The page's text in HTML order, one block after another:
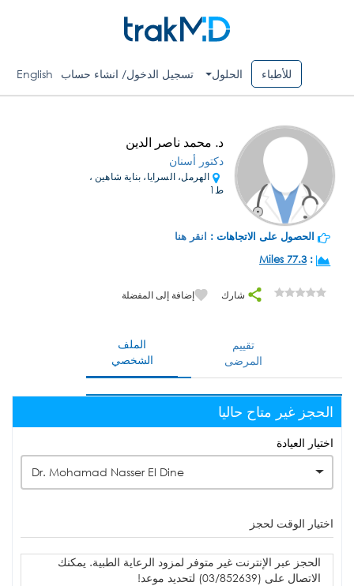
للأطباء الحلول تسجيل الدخول/ انشاء حساب English
د. محمد ناصر الدين
دكتور أسنان
الهرمل، السرايا، بناية شاهين ،
ط1
الحصول على الاتجاهات : انقر هنا
:
77.3 Miles
شارك إضافة إلى المفضلة
الملف
الشخصي
تقييم
المرضى
الحجز غير متاح حاليا
اختيار العيادة
Dr. Mohamad Nasser El Dine
اختيار الوقت لحجز
الحجز عبر الإنترنت غير متوفر لمزود الرعاية الطبية. يمكنك
الاتصال على (03/852639) لتحديد موعد!